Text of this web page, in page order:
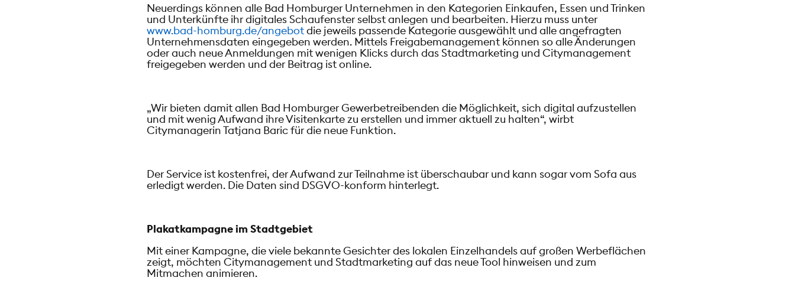
Neuerdings können alle Bad Homburger Unternehmen in den Kategorien Einkaufen, Essen und Trinken
und Unterkünfte ihr digitales Schaufenster selbst anlegen und bearbeiten. Hierzu muss unter
www.bad-homburg.de/angebotdie jeweils passende Kategorie ausgewählt und alle angefragten
Unternehmensdaten eingegeben werden. Mittels Freigabemanagement können so alle Änderungen
oder auch neue Anmeldungen mit wenigen Klicks durch das Stadtmarketing und Citymanagement
freigegeben werden und der Beitrag ist online.
„Wir bieten damit allen Bad Homburger Gewerbetreibenden die Möglichkeit, sich digital aufzustellen
und mit wenig Aufwand ihre Visitenkarte zu erstellen und immer aktuell zu halten“, wirbt
Citymanagerin Tatjana Baric für die neue Funktion.
Der Service ist kostenfrei, der Aufwand zur Teilnahme ist überschaubar und kann sogar vom Sofa aus
erledigt werden. Die Daten sind DSGVO-konform hinterlegt.
Plakatkampagne im Stadtgebiet
Mit einer Kampagne, die viele bekannte Gesichter des lokalen Einzelhandels auf großen Werbeflächen
zeigt, möchten Citymanagement und Stadtmarketing auf das neue Tool hinweisen und zum
Mitmachen animieren.